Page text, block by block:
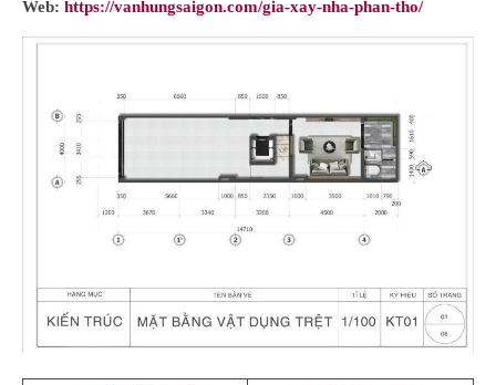
Web: https://vanhungsaigon.com/gia-xay-nha-phan-tho/